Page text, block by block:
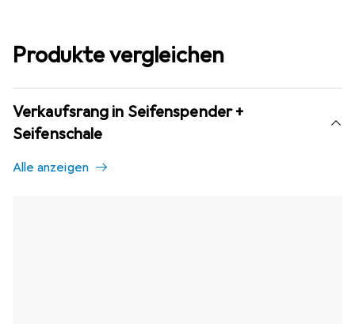
Produkte vergleichen
Verkaufsrang in Seifenspender +
Seifenschale
Alle anzeigen